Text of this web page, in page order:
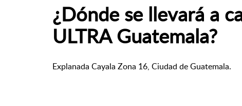
¿Dónde se llevará a
ULTRA Guatemala?
Explanada Cayala Zona 16, Ciudad de Guatemala.